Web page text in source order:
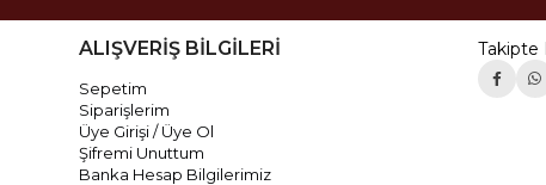
ALIŞVERİŞ BİLGİLERİ
Sepetim
Siparişlerim
Üye Girişi / Üye Ol
Şifremi Unuttum
Banka Hesap Bilgilerimiz
Takipte